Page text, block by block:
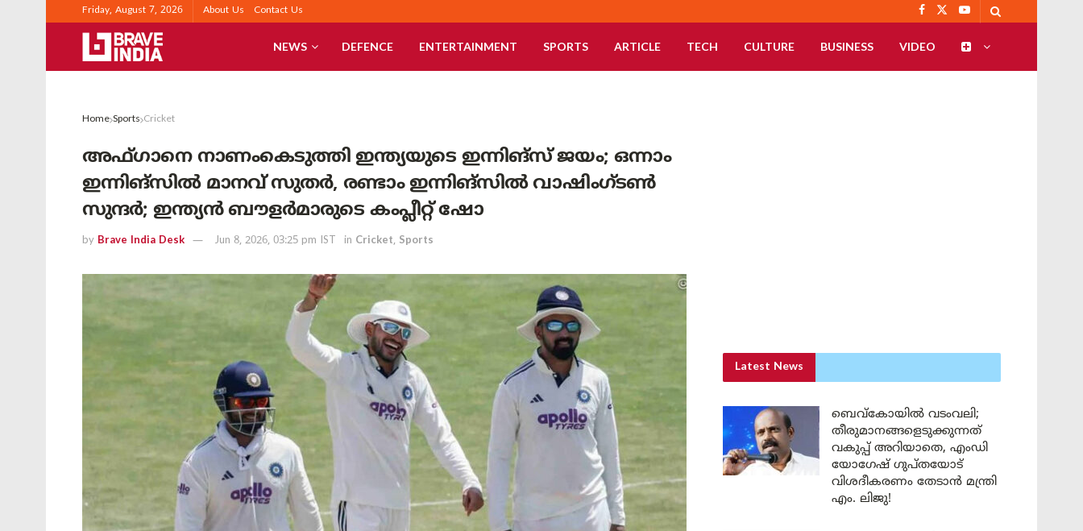
Friday, August 7, 2026 About Us Contact Us
NEWS DEFENCE ENTERTAINMENT SPORTS ARTICLE TECH CULTURE BUSINESS VIDEO
Home Sports Cricket
അഫ്ഗാനെ നാണംകെടുത്തി ഇന്ത്യയുടെ ഇന്നിങ്സ് ജയം; ഒന്നാം
ഇന്നിങ്സിൽ മാനവ് സുതർ, രണ്ടാം ഇന്നിങ്സിൽ വാഷിംഗ്ടൺ
സുന്ദർ; ഇന്ത്യൻ ബൗളർമാരുടെ കംപ്ലീറ്റ് ഷോ
by Brave India Desk Jun 8, 2026, 03:25 pm IST in Cricket, Sports
Latest News
ബെവ്കോയിൽ വടംവലി;
തീരുമാനങ്ങളെടുക്കുന്നത്
വകുപ്പ് അറിയാതെ, എംഡി
യോഗേഷ് ഗുപ്തയോട്
വിശദീകരണം തേടാൻ മന്ത്രി
എം. ലിജു!